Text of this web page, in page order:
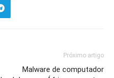
Próximo artigo
Malware de computador